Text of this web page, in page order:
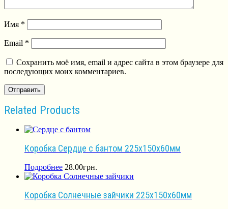
Имя *
Email *
Сохранить моё имя, email и адрес сайта в этом браузере для
последующих моих комментариев.
Related Products
Коробка Сердце с бантом 225х150х60мм
Подробнее 28.00грн.
Коробка Солнечные зайчики 225х150х60мм